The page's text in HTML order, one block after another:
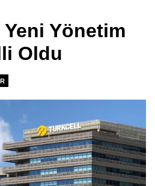
Yönetim
Oldu